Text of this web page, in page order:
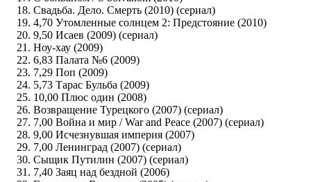
Свадьба. Дело. Смерть (2010) (сериал)
4,70 Утомленные солнцем 2: Предстояние (2010)
9,50 Исаев (2009) (сериал)
Ноу-хау (2009)
6,83 Палата №6 (2009)
7,29 Поп (2009)
5,73 Тарас Бульба (2009)
10,00 Плюс один (2008)
Возвращение Турецкого (2007) (сериал)
7,00 Война и мир / War and Peace (2007) (сериал)
9,00 Исчезнувшая империя (2007)
7,00 Ленинград (2007) (сериал)
Сыщик Путилин (2007) (сериал)
7,40 Заяц над бездной (2006)